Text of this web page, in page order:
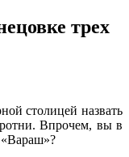
трех
столицей назвать
Впрочем, вы в